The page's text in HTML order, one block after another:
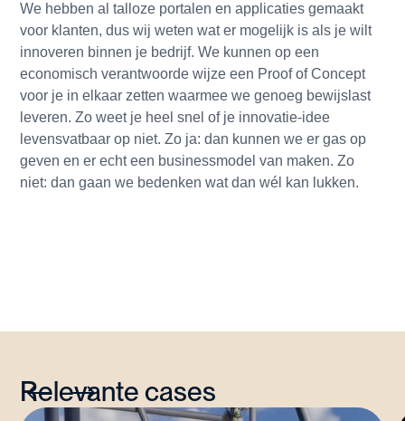
We hebben al talloze portalen en applicaties gemaakt
voor klanten, dus wij weten wat er mogelijk is als je wilt
innoveren binnen je bedrijf. We kunnen op een
economisch verantwoorde wijze een Proof of Concept
voor je in elkaar zetten waarmee we genoeg bewijslast
leveren. Zo weet je heel snel of je innovatie-idee
levensvatbaar op niet. Zo ja: dan kunnen we er gas op
geven en er echt een businessmodel van maken. Zo
niet: dan gaan we bedenken wat dan wél kan lukken.
Relevante cases